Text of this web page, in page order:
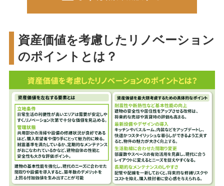
資産価値を考慮したリノベーション
のポイントとは？